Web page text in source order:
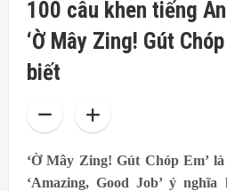
100 câu khen tiếng
‘Ờ Mây Zing! Gút
biết
‘Ờ Mây Zing! Gút Chóp Em’
‘Amazing, Good Job’ ý